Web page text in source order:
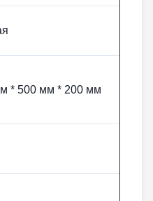
* 500 мм * 200 мм